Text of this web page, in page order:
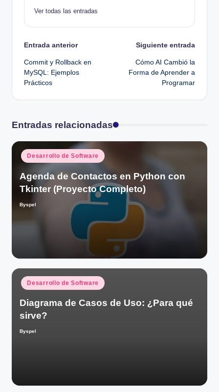
Ver todas las entradas
Navegación
de
entradas
Entrada anterior
Commit y Rollback en
MySQL: Ejemplos
Prácticos
Siguiente entrada
Cómo AI Cambió la
Forma de Aprender a
Programar
Entradas relacionadas
Publicado
en
Desarrollo de Software
Agenda de Contactos en Python con
Tkinter (Proyecto Completo)
Publicado
Byspel
Publicado
en
Desarrollo de Software
Diagrama de Casos de Uso: ¿Para qué
sirve?
Publicado
Byspel